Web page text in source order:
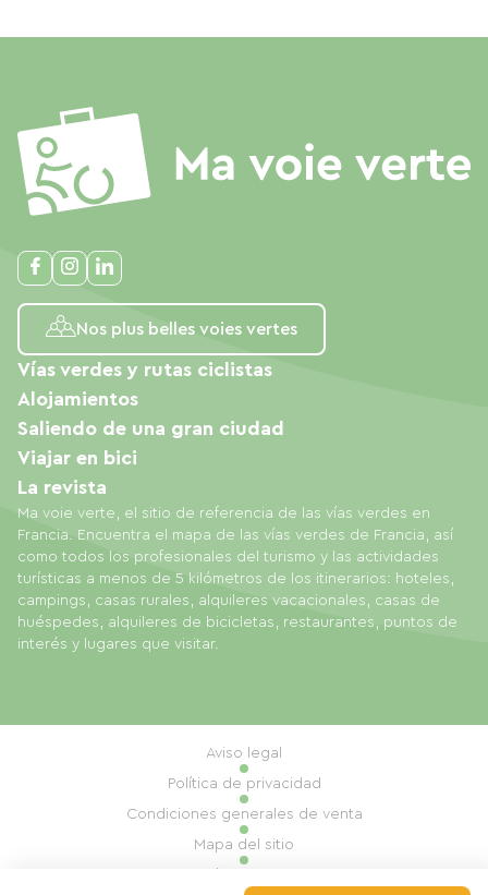
Nos plus belles voies vertes
Ma voie verte, el sitio de referencia de las vías verdes en
Francia. Encuentra el mapa de las vías verdes de Francia, así
como todos los profesionales del turismo y las actividades
turísticas a menos de 5 kilómetros de los itinerarios: hoteles,
campings, casas rurales, alquileres vacacionales, casas de
huéspedes, alquileres de bicicletas, restaurantes, puntos de
interés y lugares que visitar.
Vías verdes y rutas ciclistas
Alojamientos
Saliendo de una gran ciudad
Viajar en bici
La revista
Aviso legal
Política de privacidad
Condiciones generales de venta
Mapa del sitio